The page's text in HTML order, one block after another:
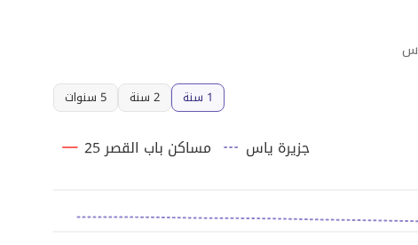
1 سنة 2 سنة 5 سنوات
مساكن باب القصر 25 جزيرة ياس